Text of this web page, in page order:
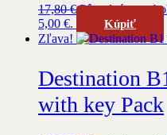
17,80€ Pôvodná cena
5,00 €.
Kúpiť
Zľava!
Destination
with key Pack